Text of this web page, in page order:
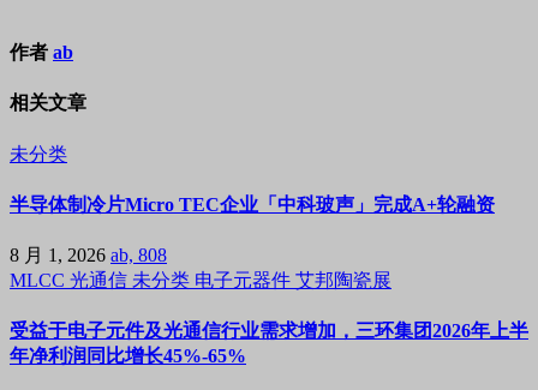
作者 ab
相关文章
未分类
半导体制冷片Micro TEC企业「中科玻声」完成A+轮融资
8 月 1, 2026 ab, 808
MLCC 光通信 未分类 电子元器件 艾邦陶瓷展
受益于电子元件及光通信行业需求增加，三环集团2026年上半
年净利润同比增长45%-65%